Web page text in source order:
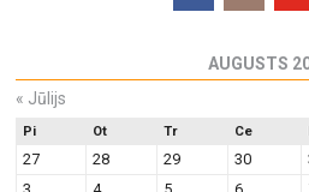
AUGUSTS
« Jūlijs
Pi Ot Tr Ce
27 28 29 30